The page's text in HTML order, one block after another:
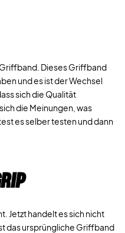
Dieses Griffband
und es ist der Wechsel
sich die Qualität
die Meinungen, was
es selber testen und dann
Jetzt handelt es sich nicht
das ursprüngliche Griffband